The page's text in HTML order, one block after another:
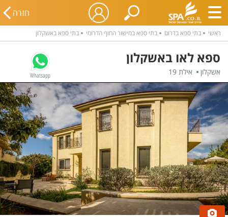
חזרה
ראשי בתי ספא בדרום בתי ספא במישור החוף הדרומי בתי ספא באשקלון
ספא לאו באשקלון
אשקלון אילת 19 Whatsapp